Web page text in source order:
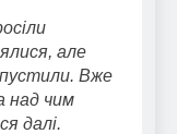
але
Вже
над чим
далі.